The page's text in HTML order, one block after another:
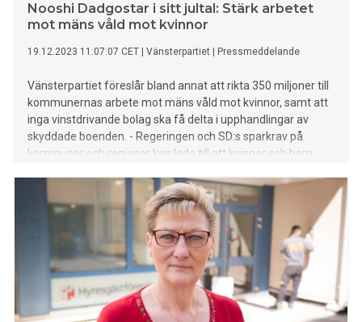
Nooshi Dadgostar i sitt jultal: Stärk arbetet
mot mäns våld mot kvinnor
19.12.2023 11:07:07 CET Vänsterpartiet Pressmeddelande
Vänsterpartiet föreslår bland annat att rikta 350 miljoner till
kommunernas arbete mot mäns våld mot kvinnor, samt att
inga vinstdrivande bolag ska få delta i upphandlingar av
skyddade boenden. - Regeringen och SD:s sparkrav på
kommuner och regioner kan leda till att kvinnor och barn
Nooshi Dadgostar i sitt jultal.